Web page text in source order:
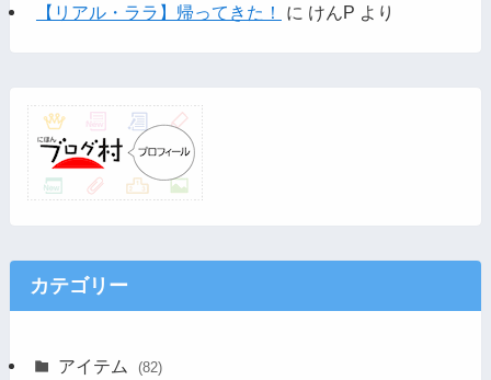
【リアル・ララ】帰ってきた！ に けんP より
カテゴリー
アイテム (82)